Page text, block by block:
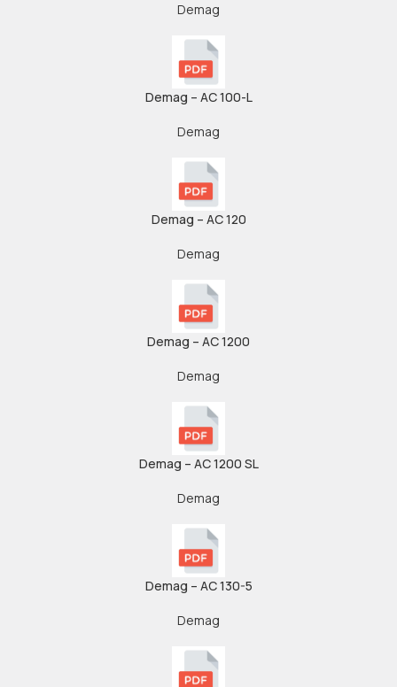
Demag
Demag – AC 100-L
Demag
Demag – AC 120
Demag
Demag – AC 1200
Demag
Demag – AC 1200 SL
Demag
Demag – AC 130-5
Demag